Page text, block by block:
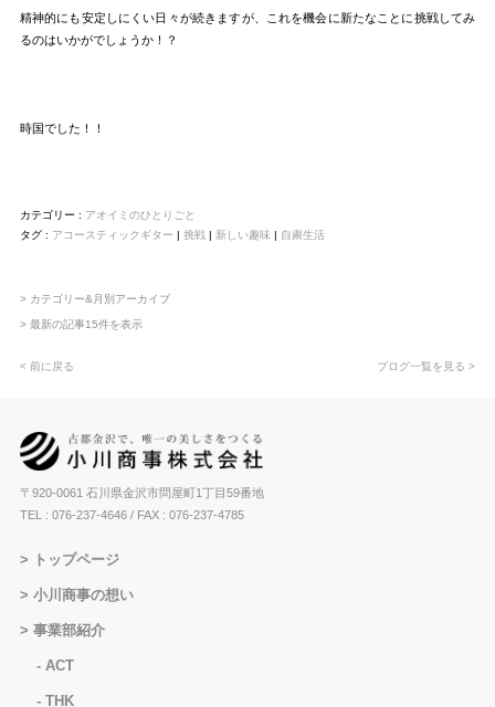
精神的にも安定しにくい日々が続きますが、これを機会に新たなことに挑戦してみ
るのはいかがでしょうか！？
時国でした！！
カテゴリー : アオイミのひとりごと
タグ : アコースティックギター | 挑戦| 新しい趣味 | 自粛生活
> カテゴリー&月別アーカイブ
> 最新の記事15件を表示
< 前に戻る ブログ一覧を見る >
〒920-0061 石川県金沢市問屋町1丁目59番地
TEL : 076-237-4646/ FAX : 076-237-4785
トップページ
小川商事の想い
事業部紹介
ACT
THK